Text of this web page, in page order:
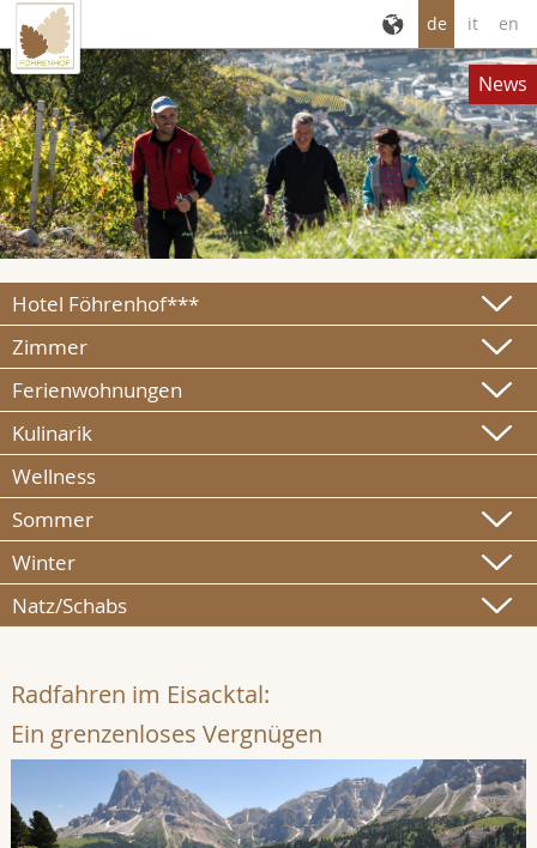
de it en
News
Hotel Föhrenhof***
Zimmer
Ferienwohnungen
Kulinarik
Wellness
Sommer
Winter
Natz/Schabs
Radfahren im Eisacktal:
Ein grenzenloses Vergnügen